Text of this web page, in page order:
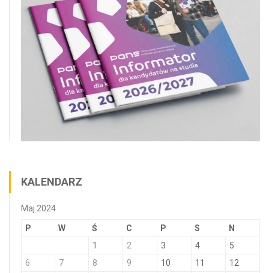
KALENDARZ
Maj 2024
P W Ś C P S
N
1
2 3 4
5
6
7 8 9 10 11 12